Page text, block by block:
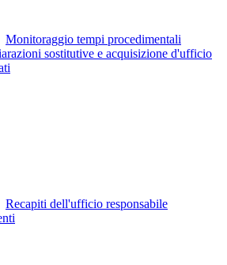
Monitoraggio tempi procedimentali
sostitutive e acquisizione d'ufficio
Recapiti dell'ufficio responsabile